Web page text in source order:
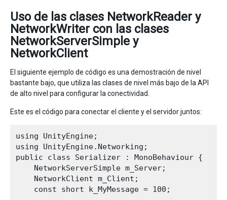
Uso de las clases NetworkReader y
NetworkWriter con las clases
NetworkServerSimple y
NetworkClient
El siguiente ejemplo de código es una demostración de nivel
bastante bajo, que utiliza las clases de nivel más bajo de la API
de alto nivel para configurar la conectividad.
Este es el código para conectar el cliente y el servidor juntos:
using UnityEngine;
using UnityEngine.Networking;
public class Serializer : MonoBehaviour {
    NetworkServerSimple m_Server;
    NetworkClient m_Client;
    const short k_MyMessage = 100;